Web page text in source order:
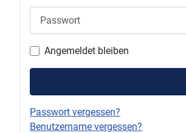
Angemeldet bleiben
Passwort vergessen?
Benutzername vergessen?